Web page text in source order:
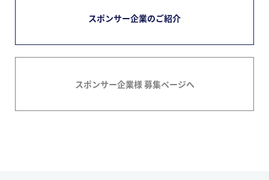
スポンサー企業のご紹介
スポンサー企業様 募集ページへ